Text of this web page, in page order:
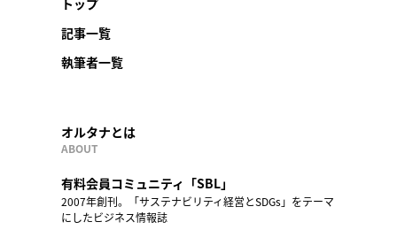
記事一覧
執筆者一覧
オルタナとは
ABOUT
有料会員コミュニティ「SBL」
2007年創刊。「サステナビリティ経営とSDGs」をテーマ
にしたビジネス情報誌